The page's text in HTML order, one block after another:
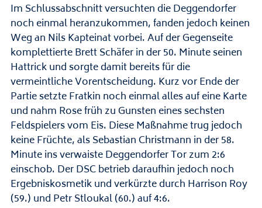
Im Schlussabschnitt versuchten die Deggendorfer
noch einmal heranzukommen, fanden jedoch keinen
Weg an Nils Kapteinat vorbei. Auf der Gegenseite
komplettierte Brett Schäfer in der 50. Minute seinen
Hattrick und sorgte damit bereits für die
vermeintliche Vorentscheidung. Kurz vor Ende der
Partie setzte Fratkin noch einmal alles auf eine Karte
und nahm Rose früh zu Gunsten eines sechsten
Feldspielers vom Eis. Diese Maßnahme trug jedoch
keine Früchte, als Sebastian Christmann in der 58.
Minute ins verwaiste Deggendorfer Tor zum 2:6
einschob. Der DSC betrieb daraufhin jedoch noch
Ergebniskosmetik und verkürzte durch Harrison Roy
(59.) und Petr Stloukal (60.) auf 4:6.